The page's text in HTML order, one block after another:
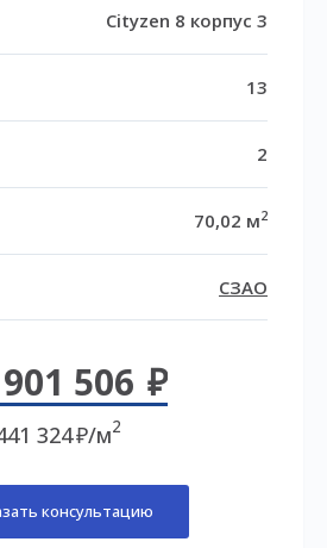
Cityzen 8 корпус 3
13
2
70,02 м2
СЗАО
506
324 /м2
консультацию